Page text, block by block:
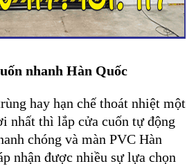
nhanh Hàn Quốc
hay hạn chế thoát nhiệt một
nhất thì lắp cửa cuốn tự động
chóng và màn PVC Hàn
nhận được nhiều sự lựa chọn